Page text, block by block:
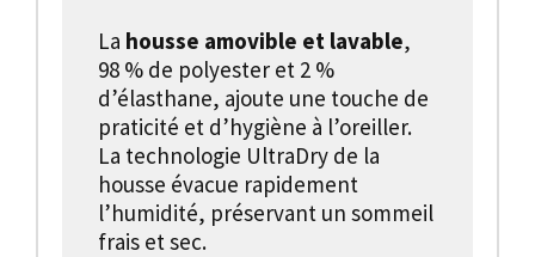
La housse amovible et lavable,
98 % de polyester et 2 %
d’élasthane, ajoute une touche de
praticité et d’hygiène à l’oreiller.
La technologie UltraDry de la
housse évacue rapidement
l’humidité, préservant un sommeil
frais et sec.